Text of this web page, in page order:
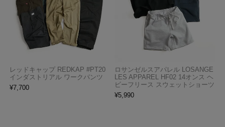
レッドキャップ REDKAP #PT20
インダストリアル ワークパンツ
¥7,700
ロサンゼルスアパレル LOSANGE
LES APPAREL HF02 14オンス ヘ
ビーフリース スウェットショーツ
¥5,990